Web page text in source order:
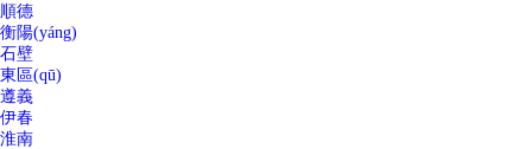
順德
衡陽(yáng)
石壁
東區(qū)
遵義
伊春
淮南